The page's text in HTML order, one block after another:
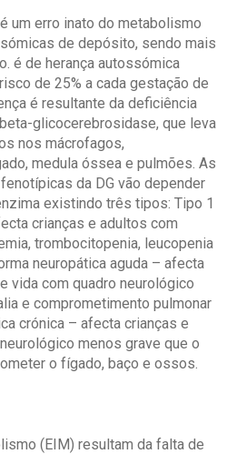
um erro inato do metabolismo
de depósito, sendo mais
é de herança autossómica
de 25% a cada gestação de
é resultante da deficiência
glicocerebrosidase, que leva
nos mácrofagos,
medula óssea e pulmões. As
da DG vão depender
existindo três tipos: Tipo 1
crianças e adultos com
trombocitopenia, leucopenia
neuropática aguda – afecta
vida com quadro neurológico
e comprometimento pulmonar
crónica – afecta crianças e
menos grave que o
o fígado, baço e ossos.
(EIM) resultam da falta de